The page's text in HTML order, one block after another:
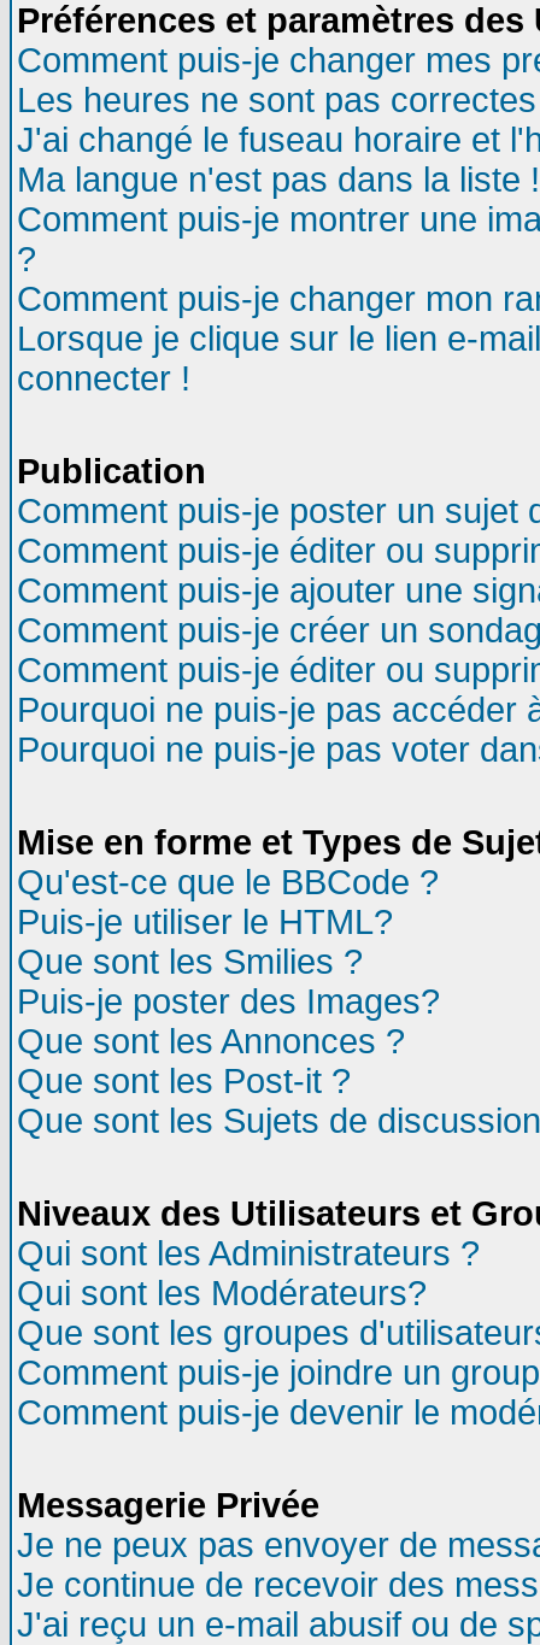
Préférences et paramètres
Comment puis-je changer mes
Les heures ne sont pas
J'ai changé le fuseau horaire et
Ma langue n'est pas dans la liste !
Comment puis-je montrer une
?
Comment puis-je changer mon
Lorsque je clique sur le lien e-
connecter !
Publication
Comment puis-je poster un sujet
Comment puis-je éditer ou
Comment puis-je ajouter une
Comment puis-je créer un
Comment puis-je éditer ou
Pourquoi ne puis-je pas accéder
Pourquoi ne puis-je pas voter
Mise en forme et Types de
Qu'est-ce que le BBCode ?
Puis-je utiliser le HTML?
Que sont les Smilies ?
Puis-je poster des Images?
Que sont les Annonces ?
Que sont les Post-it ?
Que sont les Sujets de
Niveaux des Utilisateurs et
Qui sont les Administrateurs ?
Qui sont les Modérateurs?
Que sont les groupes
Comment puis-je joindre un
Comment puis-je devenir le
Messagerie Privée
Je ne peux pas envoyer de
Je continue de recevoir des
J'ai reçu un e-mail abusif ou de